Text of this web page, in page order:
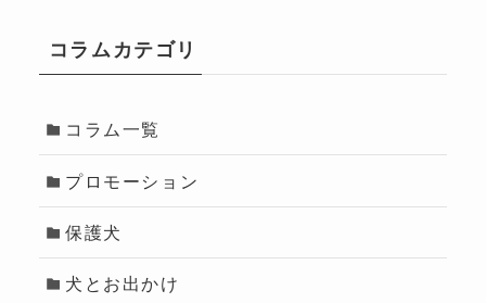
コラムカテゴリ
コラム一覧
プロモーション
保護犬
犬とお出かけ